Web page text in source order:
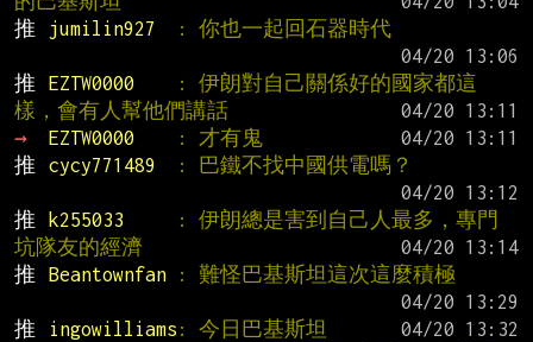
推
jumilin927
: 你也一起回石器時代
推
EZTW0000
: 伊朗對自己關係好的國家都這
樣，會有人幫他們講話
→
EZTW0000 : 才有鬼
推
cycy771489
: 巴鐵不找中國供電嗎？
推
k255033
: 伊朗總是害到自己人最多，專門
坑隊友的經濟
推
Beantownfan
: 難怪巴基斯坦這次這麼積極
推
ingowilliams : 今日巴基斯坦